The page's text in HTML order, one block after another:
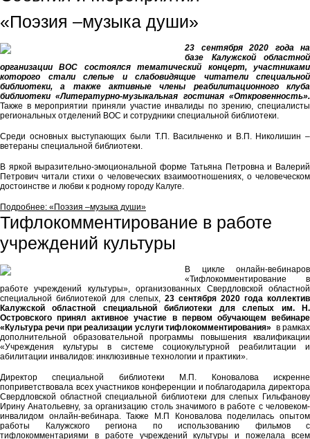
«Поэзия –музыка души»
23 сентября 2020 года на
базе Калужской областной
организации ВОС состоялся тематический концерт, участниками
которого стали слепые и слабовидящие читатели специальной
библиотеки, а также активные члены реабилитационного клуба
библиотеки «Литературно-музыкальная гостиная «Откровенность».
Также в мероприятии приняли участие инвалиды по зрению, специалисты
региональных отделений ВОС и сотрудники специальной библиотеки.
Среди основных выступающих были Т.П. Васильченко и В.П. Николишин –
ветераны специальной библиотеки.
В яркой выразительно-эмоциональной форме Татьяна Петровна и Валерий
Петрович читали стихи о человеческих взаимоотношениях, о человеческом
достоинстве и любви к родному городу Калуге.
Подробнее: «Поэзия –музыка души»
Тифлокомментирование в работе
учреждений культуры
В цикле онлайн-вебинаров
«Тифлокомментирование в
работе учреждений культуры», организованных Свердловской областной
специальной библиотекой для слепых, 23 сентября 2020 года коллектив
Калужской областной специальной библиотеки для слепых им. Н.
Островского принял активное участие в первом обучающем вебинаре
«Культура речи при реализации услуги тифлокомментирования» в рамках
дополнительной образовательной программы повышения квалификации
«Учреждения культуры в системе социокультурной реабилитации и
абилитации инвалидов: инклюзивные технологии и практики».
Директор специальной библиотеки М.П. Коновалова искренне
поприветствовала всех участников конференции и поблагодарила директора
Свердловской областной специальной библиотеки для слепых Гильфанову
Ирину Анатольевну, за организацию столь значимого в работе с человеком-
инвалидом онлайн-вебинара. Также М.П Коновалова поделилась опытом
работы Калужского региона по использованию фильмов с
тифлокомментариями в работе учреждений культуры и пожелала всем